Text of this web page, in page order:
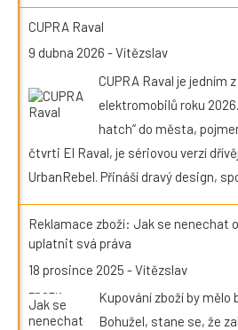
CUPRA Raval
9 dubna 2026 -Vítězslav
CUPRA Raval je jedním
elektromobilů roku
hatch“ do města,
čtvrti El Raval, je sériovou verzí
UrbanRebel. Přináší dravý design,
Reklamace zboží: Jak se nenechat
uplatnit svá práva
18 prosince 2025 -Vítězslav
Kupování zboží by
Bohužel, stane se, že